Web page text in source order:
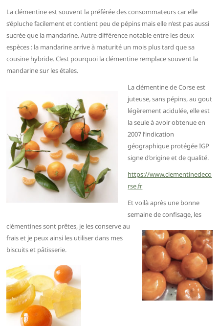
La clémentine est souvent la préférée des consommateurs car elle
s’épluche facilement et contient peu de pépins mais elle n’est pas aussi
sucrée que la mandarine. Autre différence notable entre les deux
espèces : la mandarine arrive à maturité un mois plus tard que sa
cousine hybride. C’est pourquoi la clémentine remplace souvent la
mandarine sur les étales.
La clémentine de Corse est
juteuse, sans pépins, au gout
légèrement acidulée, elle est
la seule à avoir obtenue en
2007 l’indication
géographique protégée IGP
signe d’origine et de qualité.
https://www.clementinedeco
rse.fr
Et voilà après une bonne
semaine de confisage, les
clémentines sont prêtes, je les conserve au
frais et je peux ainsi les utiliser dans mes
biscuits et pâtisserie.